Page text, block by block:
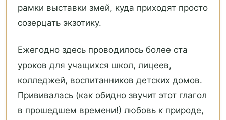
рамки выставки змей, куда приходят просто
созерцать экзотику.
Ежегодно здесь проводилось более ста
уроков для учащихся школ, лицеев,
колледжей, воспитанников детских домов.
Прививалась (как обидно звучит этот глагол
в прошедшем времени!) любовь к природе,